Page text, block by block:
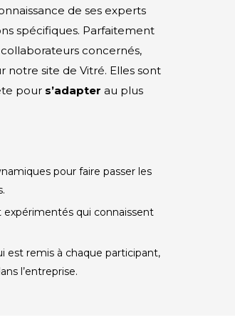
de ses experts
spécifiques. Parfaitement
concernés,
notre site de Vitré. Elles sont
pour s’adapter au plus
pour faire passer les
qui connaissent
est remis à chaque participant,
l’entreprise.